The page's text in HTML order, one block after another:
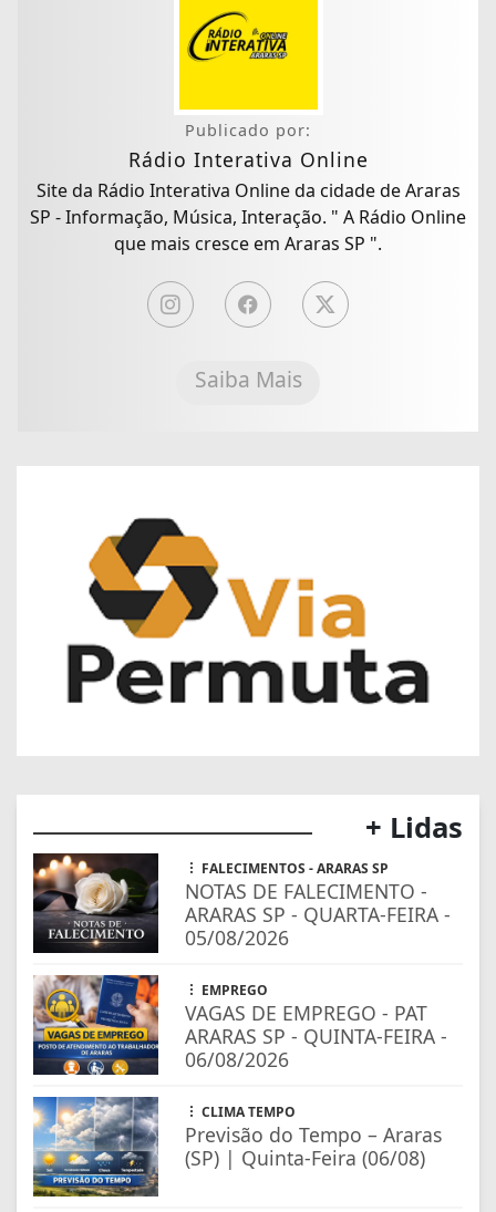
Publicado por:
Rádio Interativa Online
Site da Rádio Interativa Online da cidade de Araras
SP - Informação, Música, Interação. " A Rádio Online
que mais cresce em Araras SP ".
Saiba Mais
+ Lidas
FALECIMENTOS - ARARAS SP
NOTAS DE FALECIMENTO -
ARARAS SP - QUARTA-FEIRA -
05/08/2026
EMPREGO
VAGAS DE EMPREGO - PAT
ARARAS SP - QUINTA-FEIRA -
06/08/2026
CLIMA TEMPO
Previsão do Tempo – Araras
(SP) | Quinta-Feira (06/08)